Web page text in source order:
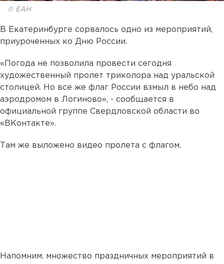
© ЕАН
В Екатеринбурге сорвалось одно из мероприятий,
приуроченных ко Дню России.
«Погода не позволила провести сегодня
художественный пролет триколора над уральской
столицей. Но все же флаг России взмыл в небо над
аэродромом в Логиново», - сообщается в
официальной группе Свердловской области во
«ВКонтакте».
Там же выложено видео пролета с флагом.
Напомним. множество праздничных мероприятий в